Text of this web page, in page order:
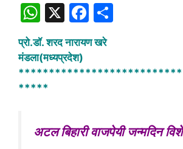
W
h
at
s
A
p
X
F
c
e
o
e
प्रो.डॉ. शरद नारायण खरे
मंडला(मध्यप्रदेश)
*****
अटल बिहारी वाजपेयी जन्मदिन